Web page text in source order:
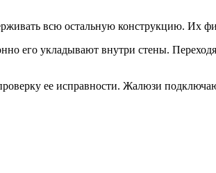
всю остальную конструкцию. Их
его укладывают внутри стены.
ее исправности. Жалюзи